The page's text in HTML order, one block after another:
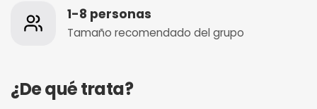
1-8 personas
Tamaño recomendado del grupo
¿De qué trata?